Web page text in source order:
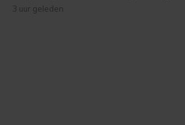
3 uur geleden